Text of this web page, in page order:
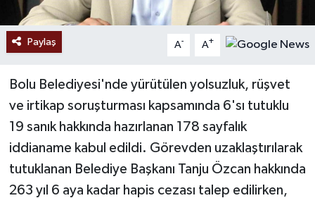
Paylaş A- A+
Bolu Belediyesi'nde yürütülen yolsuzluk, rüşvet
ve irtikap soruşturması kapsamında 6'sı tutuklu
19 sanık hakkında hazırlanan 178 sayfalık
iddianame kabul edildi. Görevden uzaklaştırılarak
tutuklanan Belediye Başkanı Tanju Özcan hakkında
263 yıl 6 aya kadar hapis cezası talep edilirken,